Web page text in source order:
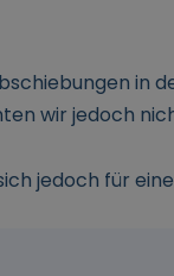
in
wir jedoch
jedoch für